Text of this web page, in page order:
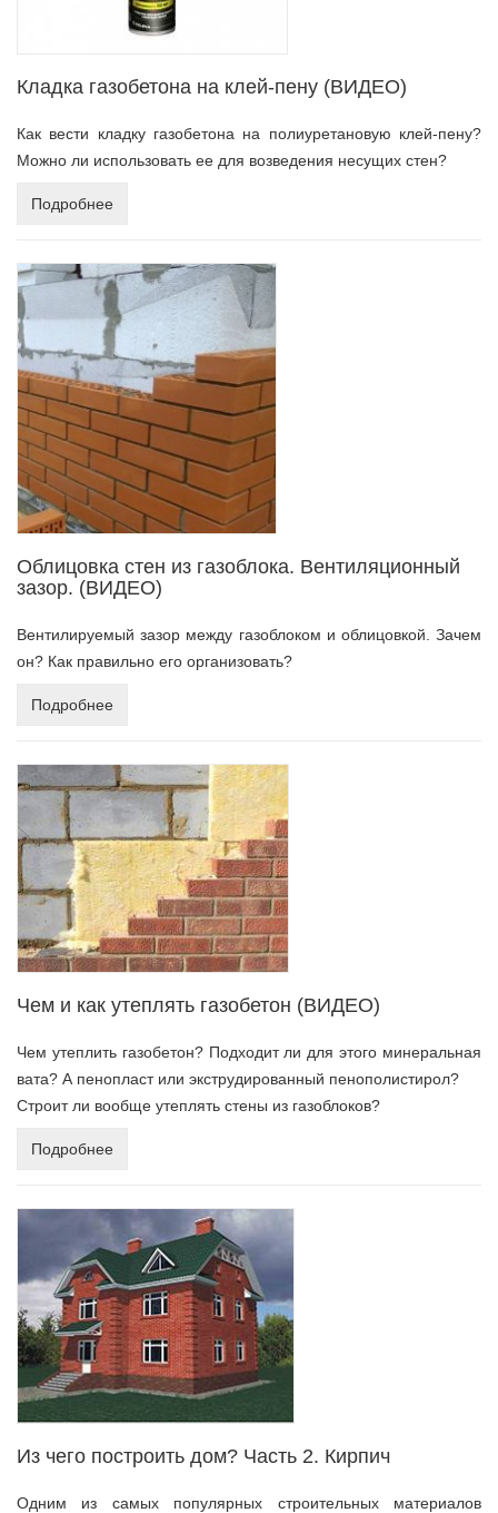
Кладка газобетона на клей-пену (ВИДЕО)
Как вести кладку газобетона на полиуретановую клей-пену?
Можно ли использовать ее для возведения несущих стен?
Подробнее
Облицовка стен из газоблока. Вентиляционный
зазор. (ВИДЕО)
Вентилируемый зазор между газоблоком и облицовкой. Зачем
он? Как правильно его организовать?
Подробнее
Чем и как утеплять газобетон (ВИДЕО)
Чем утеплить газобетон? Подходит ли для этого минеральная
вата? А пенопласт или экструдированный пенополистирол?
Строит ли вообще утеплять стены из газоблоков?
Подробнее
Из чего построить дом? Часть 2. Кирпич
Одним из самых популярных строительных материалов